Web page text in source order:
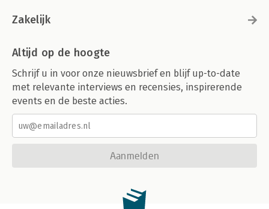
Zakelijk
Altijd op de hoogte
Schrijf u in voor onze nieuwsbrief en blijf up-to-date
met relevante interviews en recensies, inspirerende
events en de beste acties.
Aanmelden